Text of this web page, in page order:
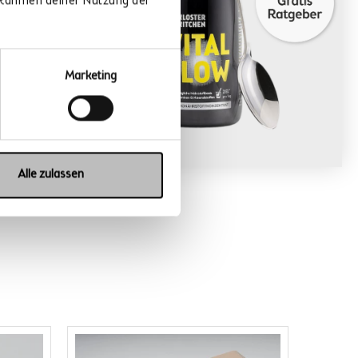
Marketing
Alle zulassen